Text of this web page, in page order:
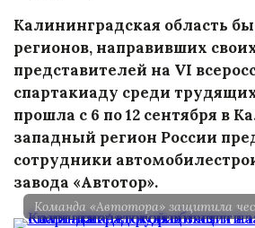
Калининградская область
регионов, направивших
представителей на VI
спартакиаду среди
прошла с 6 по 12 сентября в
западный регион России
сотрудники
завода «Автотор».
Команда «Автотора» защитила